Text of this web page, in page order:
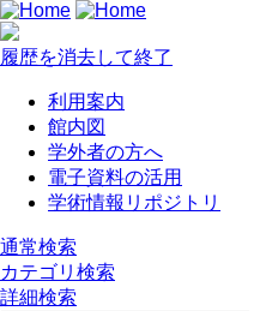
履歴を消去して終了
利用案内
館内図
学外者の方へ
電子資料の活用
学術情報リポジトリ
通常検索
カテゴリ検索
詳細検索